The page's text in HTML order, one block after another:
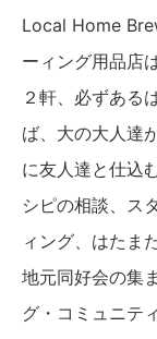
Local Home
ーィング用品店
２軒、必ずある
ば、大の大人達
に友人達と仕込
シピの相談、ス
ィング、はたま
地元同好会の集
グ・コミュニテ